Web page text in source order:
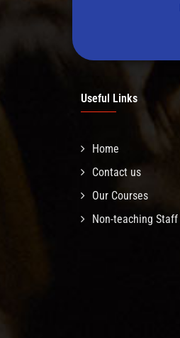
Useful Links
Home
Contact us
Our Courses
Non-teaching Staff